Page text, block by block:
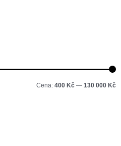
MM
Cena: 400 Kč — 130 000 Kč